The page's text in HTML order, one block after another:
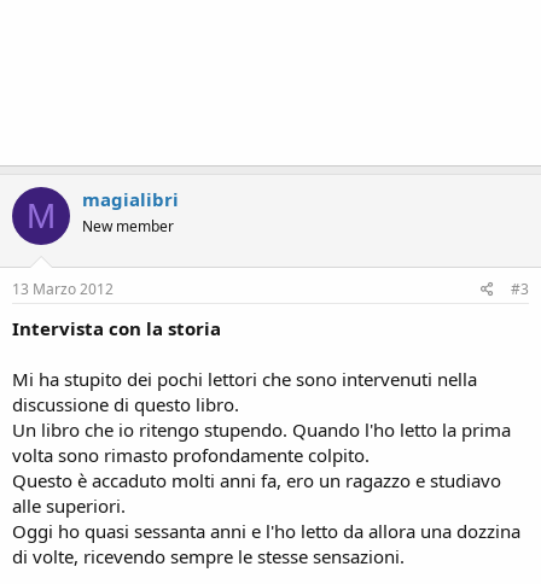
M magialibri
New member
13 Marzo 2012 #3
Intervista con la storia
Mi ha stupito dei pochi lettori che sono intervenuti nella
discussione di questo libro.
Un libro che io ritengo stupendo. Quando l'ho letto la prima
volta sono rimasto profondamente colpito.
Questo è accaduto molti anni fa, ero un ragazzo e studiavo
alle superiori.
Oggi ho quasi sessanta anni e l'ho letto da allora una dozzina
di volte, ricevendo sempre le stesse sensazioni.